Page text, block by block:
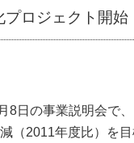
ロジェクト開始
8日の事業説明会で
（2011年度比）を